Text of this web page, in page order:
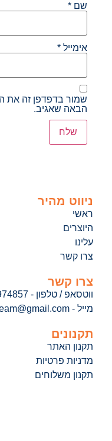
שם*
אימייל*
שמור בדפדפן זה את
הבאה שאגיב.
ניווט מהיר
ראשי
היוצרים
עלינו
צרו קשר
צרו קשר
ווטסאפ / טלפון - 052-8974857
מייל - hubility.team@gmail.com
תקנונים
תקנון האתר
מדניות פרטיות
תקנון משלוחים